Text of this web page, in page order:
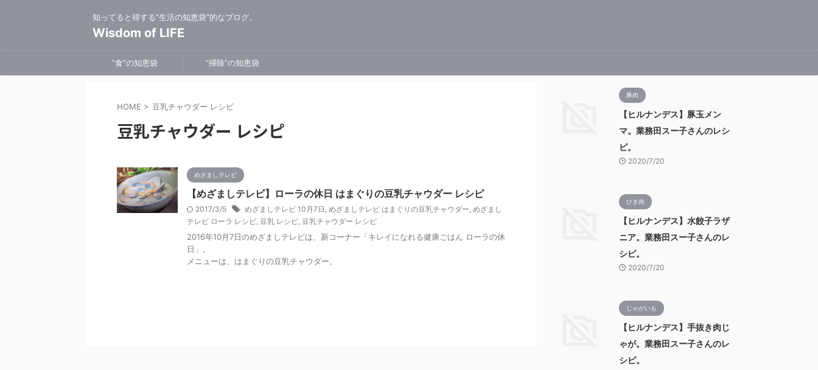
知ってると得する”生活の知恵袋”的なブログ。
Wisdom of LIFE
”食”の知恵袋 ”掃除”の知恵袋
HOME > 豆乳チャウダー レシピ
豆乳チャウダー レシピ
めざましテレビ
【めざましテレビ】ローラの休日 はまぐりの豆乳チャウダー レシピ
2017/3/5 めざましテレビ 10月7日 , めざましテレビ はまぐりの豆乳チャウダー, めざまし
テレビ ローラ レシピ, 豆乳 レシピ, 豆乳チャウダー レシピ
2016年10月7日のめざましテレビは、新コーナー「キレイになれる健康ごはん ローラの休
日」。
メニューは、はまぐりの豆乳チャウダー。
豚肉
【ヒルナンデス】豚玉メン
マ。業務田スー子さんのレシ
ピ。
2020/7/20
ひき肉
【ヒルナンデス】水餃子ラザ
ニア。業務田スー子さんのレ
シピ。
2020/7/20
じゃがいも
【ヒルナンデス】手抜き肉じ
ゃが。業務田スー子さんのレ
シピ。